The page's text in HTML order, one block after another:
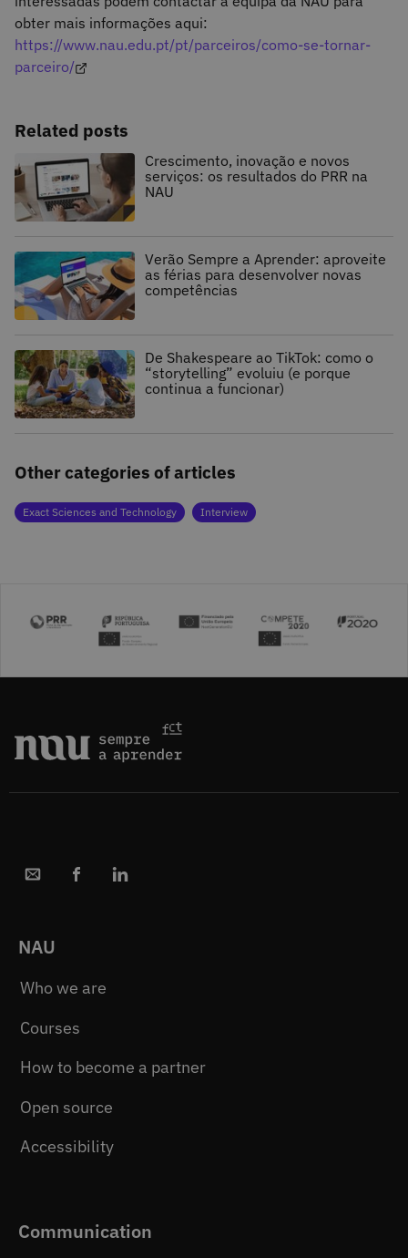
obter mais informações aqui:
https://www.nau.edu.pt/pt/parceiros/como-se-tornar-
parceiro/
Related posts
Crescimento, inovação e novos
serviços: os resultados do PRR na
NAU
Verão Sempre a Aprender: aproveite
as férias para desenvolver novas
competências
De Shakespeare ao TikTok: como o
“storytelling” evoluiu (e porque
continua a funcionar)
Other categories of articles
Exact Sciences and Technology Interview
NAU
Who we are
Courses
How to become a partner
Open source
Accessibility
Communication